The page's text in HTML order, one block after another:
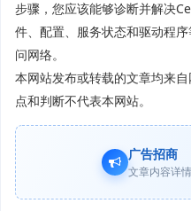
步骤，您应该能够诊断并解决
件、配置、服务状态和驱动程
问网络。
本网站发布或转载的文章均来
点和判断不代表本网站。
广告招商
文章内容详